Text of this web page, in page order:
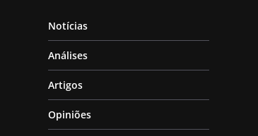
Notícias
Análises
Artigos
Opiniões